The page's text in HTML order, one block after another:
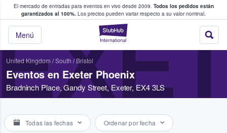
El mercado de entradas para eventos en vivo desde 2009. Todos los pedidos están
garantizados al 100%. Los precios pueden variar respecto a su valor nominal.
StubHub:
Menú
y venta de entradas entre fans
United Kingdom /South /Bristol
Eventos en Exeter Phoenix
Bradninch Place, Gandy Street, Exeter, EX4 3LS
Todas las fechas Ordenar por fecha